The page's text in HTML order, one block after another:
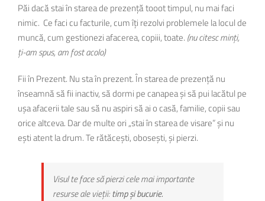
Păi dacă stai în starea de prezență tooot timpul, nu mai faci
nimic. Ce faci cu facturile, cum îți rezolvi problemele la locul de
muncă, cum gestionezi afacerea, copiii, toate. (nu citesc minți,
ți-am spus, am fost acolo)
Fii în Prezent. Nu sta în prezent. În starea de prezență nu
înseamnă să fii inactiv, să dormi pe canapea și să pui lacătul pe
ușa afacerii tale sau să nu aspiri să ai o casă, familie, copii sau
orice altceva. Dar de multe ori „stai în starea de visare” și nu
ești atent la drum. Te rătăcești, obosești, și pierzi.
Visul te face să pierzi cele mai importante
resurse ale vieții:timp și bucurie.